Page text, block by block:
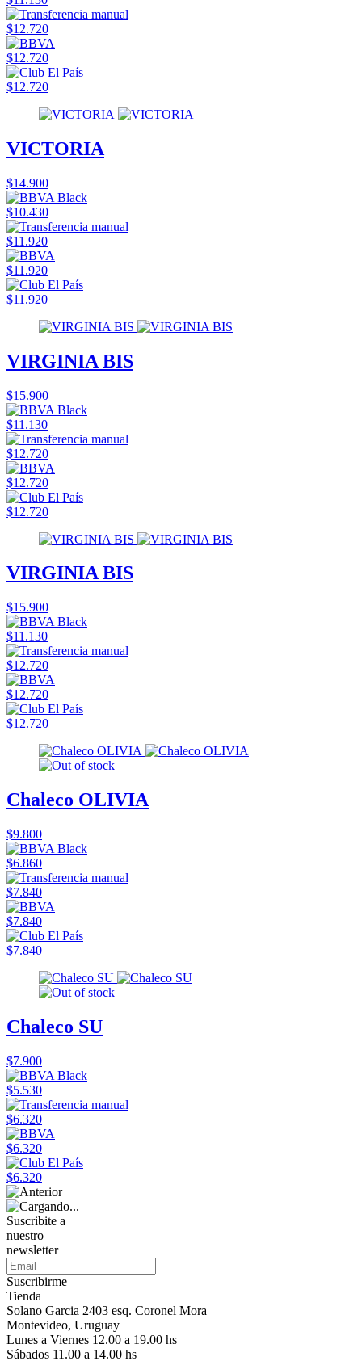
$12.720
$12.720
$12.720
VICTORIA
$14.900
$10.430
$11.920
$11.920
$11.920
VIRGINIA BIS
$15.900
$11.130
$12.720
$12.720
$12.720
VIRGINIA BIS
$15.900
$11.130
$12.720
$12.720
$12.720
Chaleco OLIVIA
$9.800
$6.860
$7.840
$7.840
$7.840
Chaleco SU
$7.900
$5.530
$6.320
$6.320
$6.320
Suscribite a
nuestro
newsletter
Suscribirme
Tienda
Solano Garcia 2403 esq. Coronel Mora
Montevideo, Uruguay
Lunes a Viernes 12.00 a 19.00 hs
Sábados 11.00 a 14.00 hs